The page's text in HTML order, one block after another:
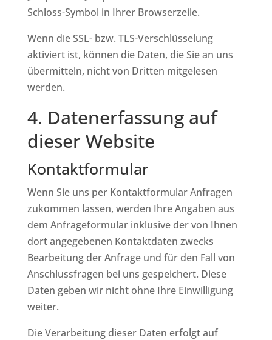
Schloss-Symbol in Ihrer Browserzeile.
Wenn die SSL- bzw. TLS-Verschlüsselung
aktiviert ist, können die Daten, die Sie an uns
übermitteln, nicht von Dritten mitgelesen
werden.
4. Datenerfassung auf
dieser Website
Kontaktformular
Wenn Sie uns per Kontaktformular Anfragen
zukommen lassen, werden Ihre Angaben aus
dem Anfrageformular inklusive der von Ihnen
dort angegebenen Kontaktdaten zwecks
Bearbeitung der Anfrage und für den Fall von
Anschlussfragen bei uns gespeichert. Diese
Daten geben wir nicht ohne Ihre Einwilligung
weiter.
Die Verarbeitung dieser Daten erfolgt auf